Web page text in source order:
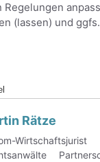
Regelungen
(lassen) und
Rätze